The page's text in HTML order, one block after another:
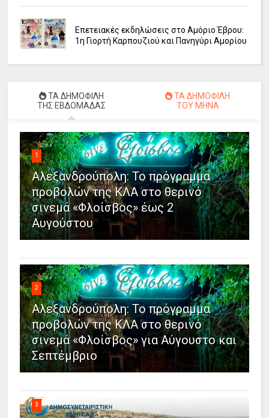
Επετειακές εκδηλώσεις στο Αμόριο Έβρου:
1η Γιορτή Καρπουζιού και Πανηγύρι Αμορίου
ΤΑ ΔΗΜΟΦΙΛΗ
ΤΗΣ ΕΒΔΟΜΑΔΑΣ
ΤΑ ΔΗΜΟΦΙΛΗ
ΤΟΥ ΜΗΝΑ
1
Αλεξανδρούπολη: Το πρόγραμμα
προβολών της ΚΛΑ στο θερινό
σινεμά «Φλοίσβος» έως 2
Αυγούστου
2
Αλεξανδρούπολη: Το πρόγραμμα
προβολών της ΚΛΑ στο θερινό
σινεμά «Φλοίσβος» για Αύγουστο και
Σεπτέμβριο
3